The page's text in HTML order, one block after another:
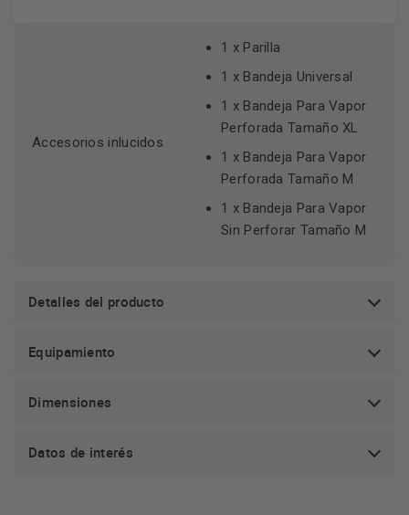
AirFry (Freír con Aire Caliente): ✅
Aire caliente: Sistema de Calentamiento 4D Profesional
Asistente de horno vía control por voz: ✅
Accesorios inlucidos
1 x Parilla
1 x Bandeja Universal
1 x Bandeja Para Vapor
Perforada Tamaño XL
1 x Bandeja Para Vapor
Perforada Tamaño M
1 x Bandeja Para Vapor
Sin Perforar Tamaño M
Detalles del producto
Equipamiento
Dimensiones
Datos de interés